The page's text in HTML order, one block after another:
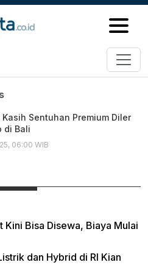
Kasih Sentuhan Premium Diler
di Bali
06:00 WIB
Kini Bisa Disewa, Biaya Mulai
dan Hybrid di RI Kian